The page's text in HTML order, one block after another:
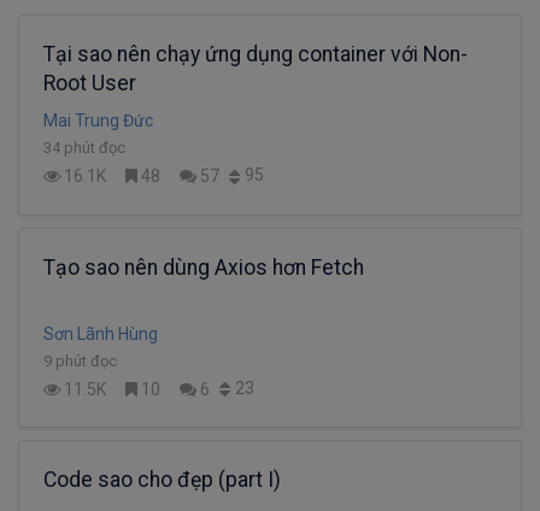
Tại sao nên chạy ứng dụng container với Non-
Root User
Mai Trung Đức
34 phút đọc
16.1K 48 57 95
Tạo sao nên dùng Axios hơn Fetch
Sơn Lãnh Hùng
9 phút đọc
11.5K 10 6 23
Code sao cho đẹp (part I)